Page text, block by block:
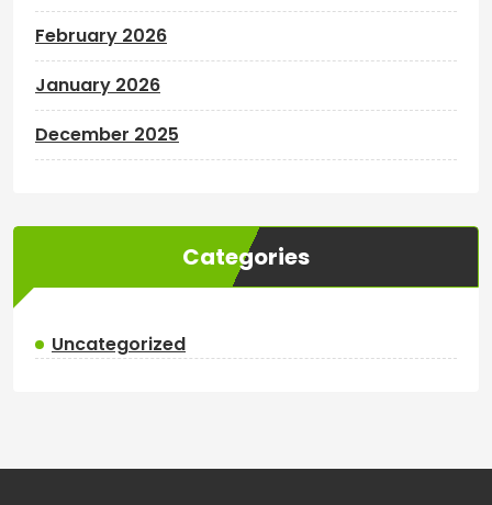
February 2026
January 2026
December 2025
Categories
Uncategorized